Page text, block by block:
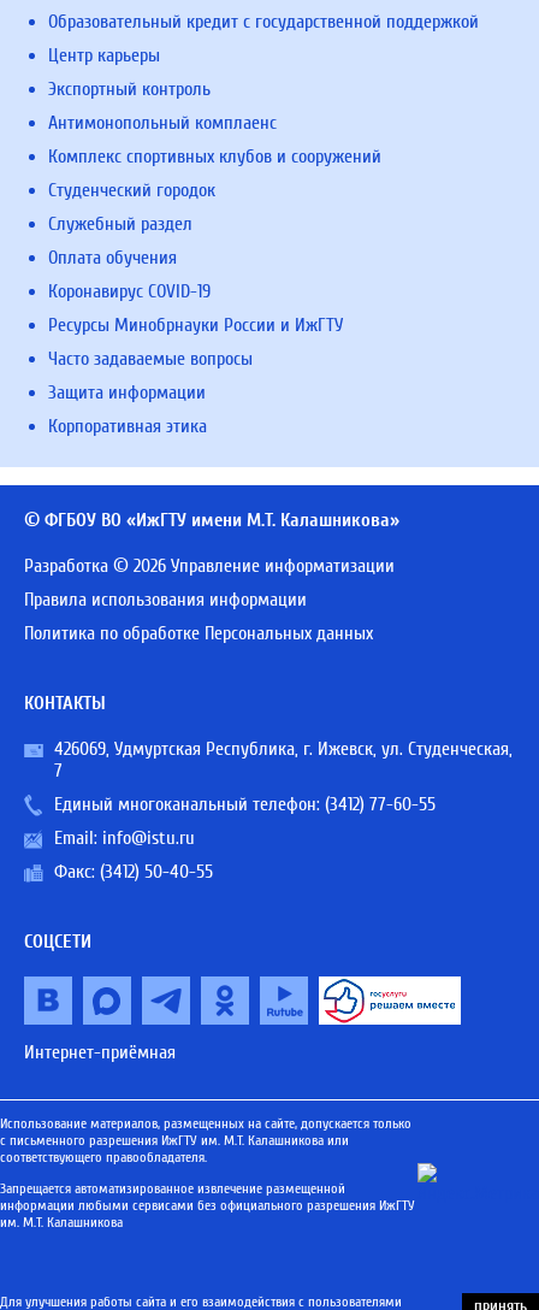
Образовательный кредит с государственной поддержкой
Центр карьеры
Экспортный контроль
Антимонопольный комплаенс
Комплекс спортивных клубов и сооружений
Студенческий городок
Служебный раздел
Оплата обучения
Коронавирус COVID-19
Ресурсы Минобрнауки России и ИжГТУ
Часто задаваемые вопросы
Защита информации
Корпоративная этика
© ФГБОУ ВО «ИжГТУ имени М.Т. Калашникова»
Разработка © 2026 Управление информатизации
Правила использования информации
Политика по обработке Персональных данных
КОНТАКТЫ
426069, Удмуртская Республика, г. Ижевск, ул. Студенческая,
7
Единый многоканальный телефон: (3412) 77-60-55
Email: info@istu.ru
Факс: (3412) 50-40-55
СОЦСЕТИ
Интернет-приёмная
Использование материалов, размещенных на сайте, допускается только
с письменного разрешения ИжГТУ им. М.Т. Калашникова или
соответствующего правообладателя.
Запрещается автоматизированное извлечение размещенной
информации любыми сервисами без официального разрешения ИжГТУ
им. М.Т. Калашникова
Для улучшения работы сайта и его взаимодействия с пользователями